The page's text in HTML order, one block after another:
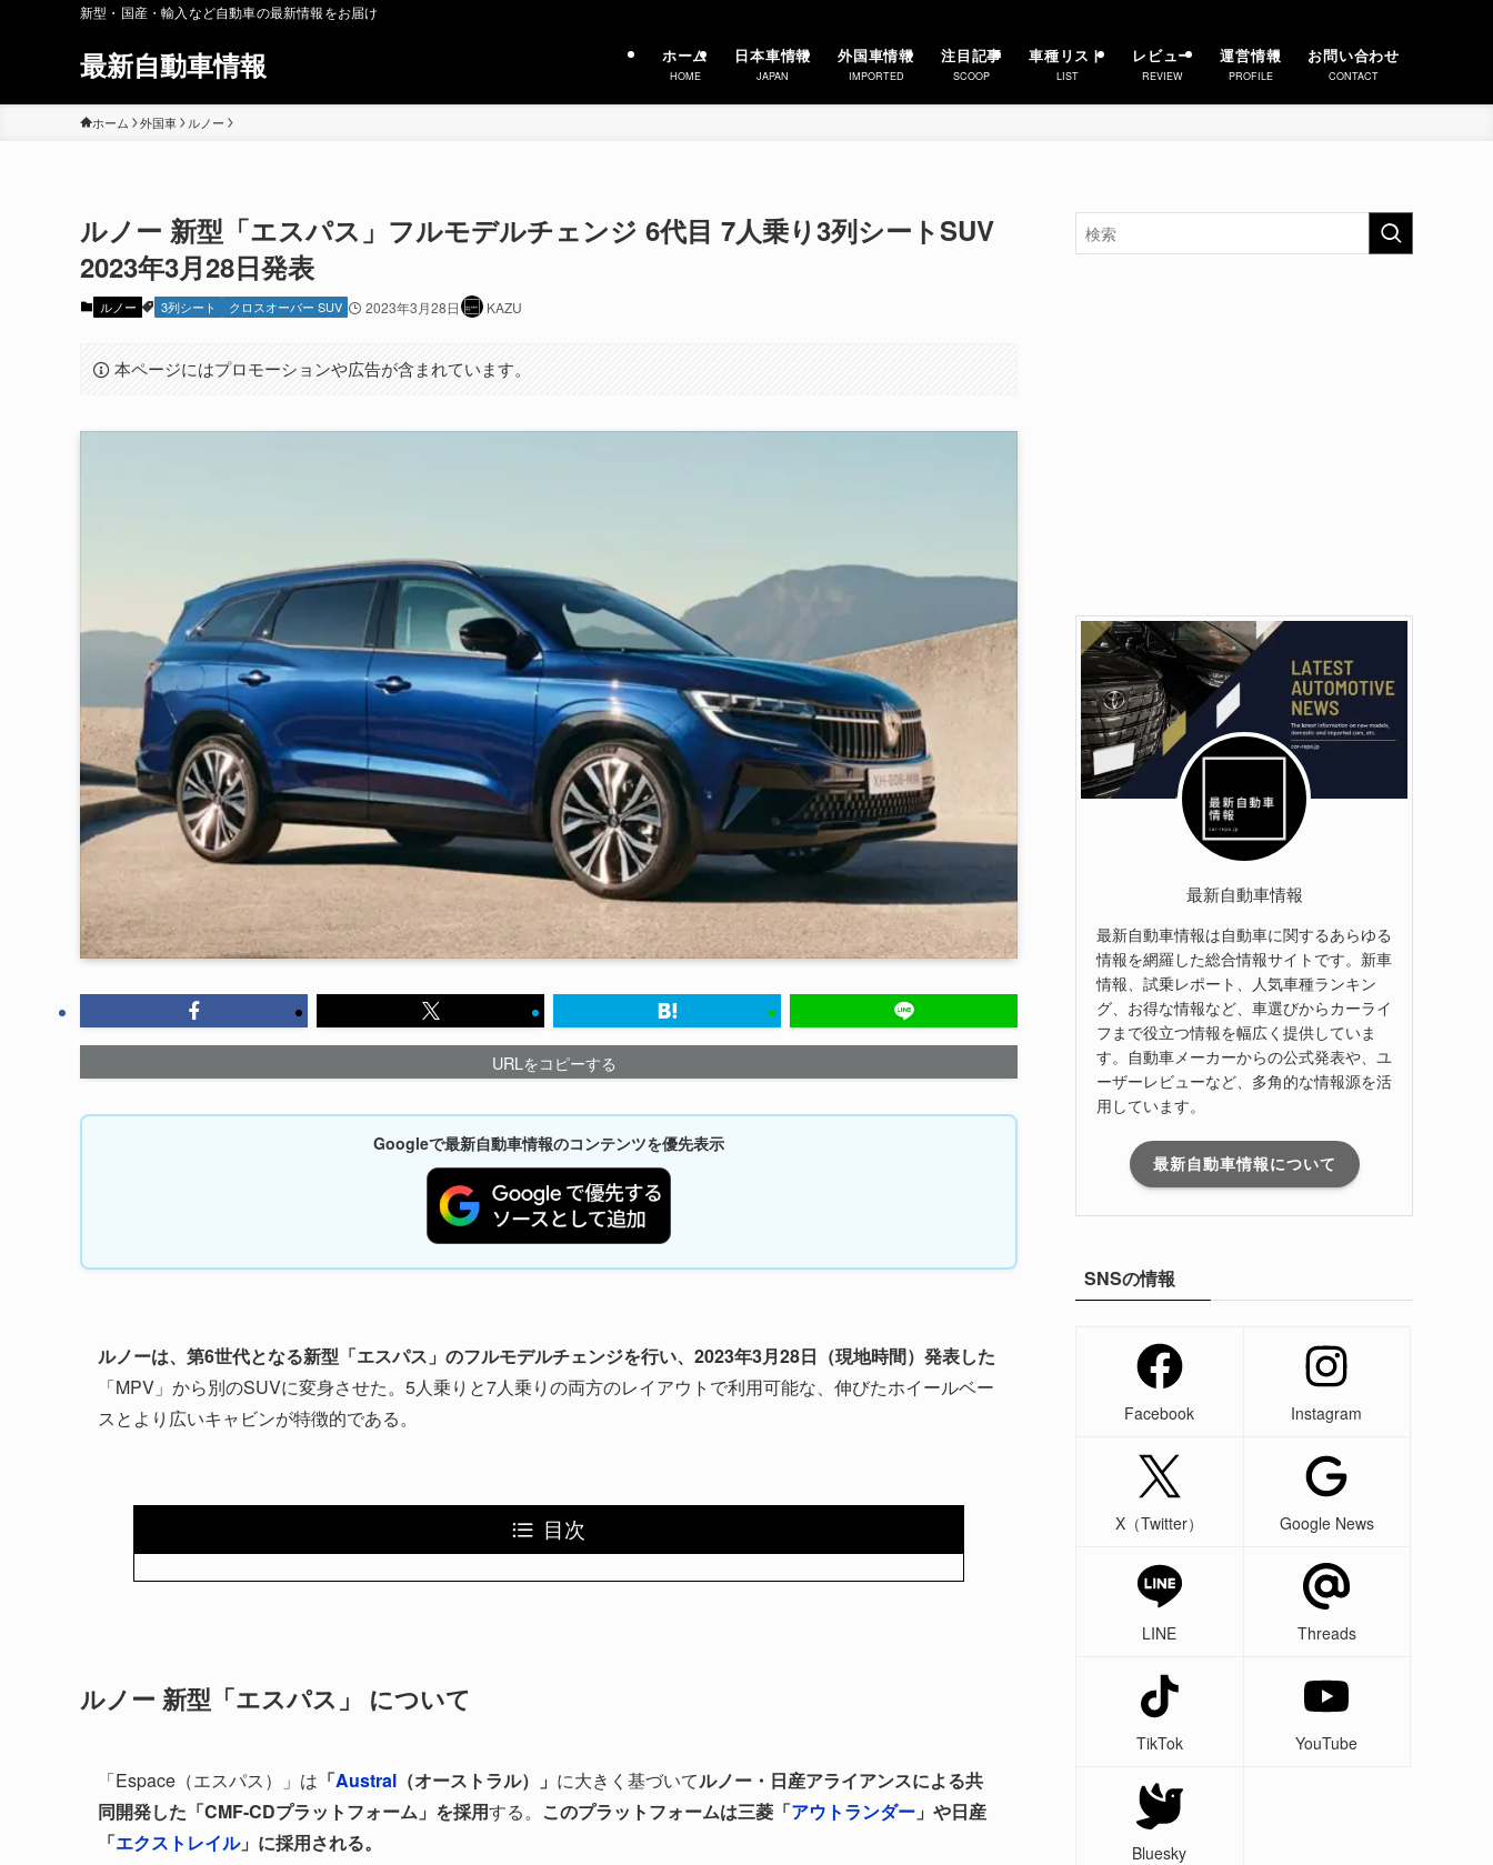
新型・国産・輸入など自動車の最新情報をお届け
最新自動車情報 ホーム
HOME
日本車情報
JAPAN
外国車情報
IMPORTED
注目記事
SCOOP
車種リスト
LIST
レビュー
REVIEW
運営情報
PROFILE
お問い合わせ
CONTACT
ホーム 外国車 ルノー
ルノー 新型「エスパス」フルモデルチェンジ 6代目 7人乗り3列シートSUV
2023年3月28日発表
ルノー 3列シート クロスオーバー SUV 2023年3月28日 KAZU
本ページにはプロモーションや広告が含まれています。
URLをコピーする
Googleで最新自動車情報のコンテンツを優先表示
ルノーは、第6世代となる新型「エスパス」のフルモデルチェンジを行い、2023年3月28日（現地時間）発表した
「MPV」から別のSUVに変身させた。5人乗りと7人乗りの両方のレイアウトで利用可能な、伸びたホイールベー
スとより広いキャビンが特徴的である。
目次
ルノー 新型「エスパス」 について
「Espace（エスパス）」は 「Austral （オーストラル）」 に大きく基づいてルノー・日産ア​​ライアンスによる共
同開発した「CMF-CDプラットフォーム」を採用する。 このプラットフォームは三菱「アウトランダー 」や日産
「エクストレイル」に採用される。
最新自動車情報
最新自動車情報は自動車に関するあらゆる
情報を網羅した総合情報サイトです。新車
情報、試乗レポート、人気車種ランキン
グ、お得な情報など、車選びからカーライ
フまで役立つ情報を幅広く提供していま
す。自動車メーカーからの公式発表や、ユ
ーザーレビューなど、多角的な情報源を活
用しています。
最新自動車情報について
SNSの情報
Facebook Instagram
X（Twitter） Google News
LINE Threads
TikTok YouTube
Bluesky